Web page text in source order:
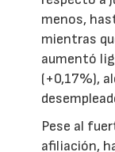
menos,
mientras
aumentó
(+0,17%),
Pese al
afiliación,